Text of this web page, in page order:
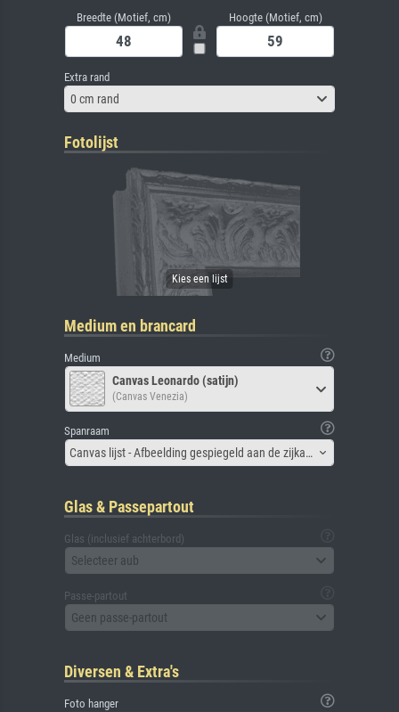
Breedte (Motief, cm) Hoogte (Motief, cm)
Extra rand
0 cm rand
Fotolijst
Medium en brancard
Medium
Canvas Leonardo (satijn)
(Canvas Venezia)
Spanraam
Canvas lijst - Afbeelding gespiegeld aan de zijkant
Glas & Passepartout
Glas (inclusief achterbord)
Selecteer aub
Passe-partout
Geen passe-partout
Diversen & Extra's
Foto hanger